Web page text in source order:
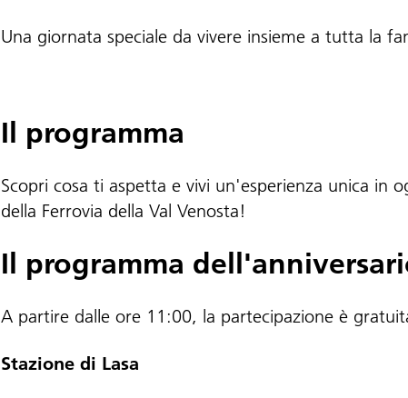
Una giornata speciale da vivere insieme a tutta la
Il programma
Scopri cosa ti aspetta e vivi un'esperienza unica in
della Ferrovia della Val Venosta!
Il programma
A partire dalle ore 11:00, la partecipazione è
Stazione di Lasa